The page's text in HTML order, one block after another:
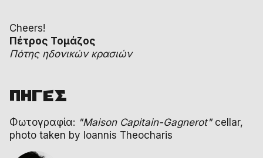
Cheers!
Πέτρος Τομάζος
Πότης ηδονικών κρασιών
ΠΗΓΕΣ
Φωτογραφία: "Maison Capitain-Gagnerot" cellar,
photo taken by Ioannis Theocharis